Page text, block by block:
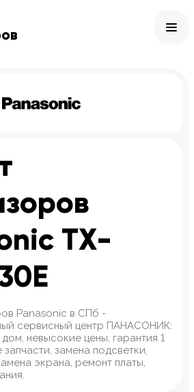
TX-
Panasonic в СПб -
сервисный центр ПАНАСОНИК:
невысокие цены, гарантия 1
запчасти, замена подсветки,
экрана, ремонт платы,